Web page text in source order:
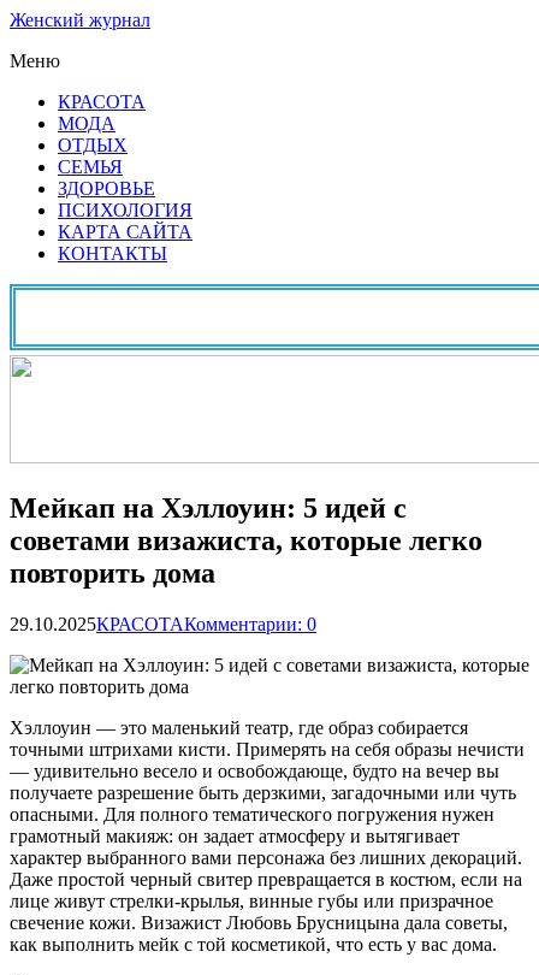
Женский журнал
Меню
КРАСОТА
МОДА
ОТДЫХ
СЕМЬЯ
ЗДОРОВЬЕ
ПСИХОЛОГИЯ
КАРТА САЙТА
КОНТАКТЫ
Мейкап на Хэллоуин: 5 идей с
советами визажиста, которые легко
повторить дома
29.10.2025КРАСОТАКомментарии: 0
Хэллоуин — это маленький театр, где образ собирается
точными штрихами кисти. Примерять на себя образы нечисти
— удивительно весело и освобождающе, будто на вечер вы
получаете разрешение быть дерзкими, загадочными или чуть
опасными. Для полного тематического погружения нужен
грамотный макияж: он задает атмосферу и вытягивает
характер выбранного вами персонажа без лишних декораций.
Даже простой черный свитер превращается в костюм, если на
лице живут стрелки-крылья, винные губы или призрачное
свечение кожи. Визажист Любовь Брусницына дала советы,
как выполнить мейк с той косметикой, что есть у вас дома.